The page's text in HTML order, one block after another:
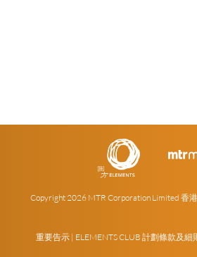
Copyright 2026 MTR Corporation Limited 香
重要告示 | ELEMENTS CLUB 計劃條款及細